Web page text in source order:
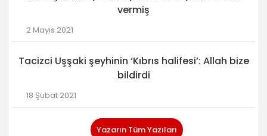
vermiş
2 Mayıs 2021
Tacizci Uşşaki şeyhinin ‘Kıbrıs halifesi’: Allah bize
bildirdi
18 Şubat 2021
Yazarın Tüm Yazıları